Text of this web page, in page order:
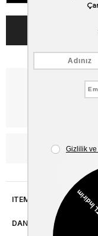
Critical Stock
ITEM FEATURES
DANIŞMA HATTI